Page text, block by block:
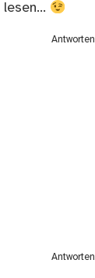
lesen…
Antworten
Antworten